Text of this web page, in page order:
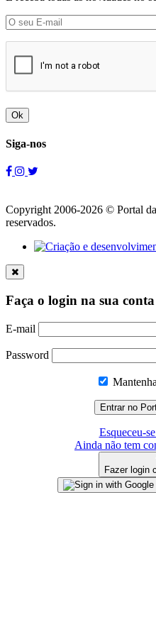
Ok
Siga-nos
Copyright 2006-2026 © Portal
reservados.
Faça o login na sua
E-mail
Password
Esqueceu-
Ainda não tem
Fazer login